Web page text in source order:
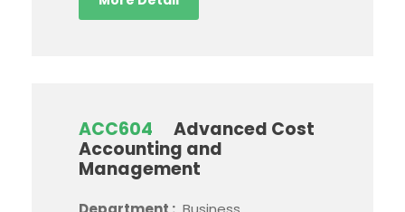
ACC604
Advanced Cost
Accounting and
Management